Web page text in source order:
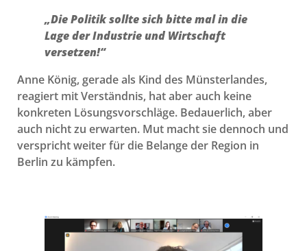
„Die Politik sollte sich bitte mal in die
Lage der Industrie und Wirtschaft
versetzen!“
Anne König, gerade als Kind des Münsterlandes,
reagiert mit Verständnis, hat aber auch keine
konkreten Lösungsvorschläge. Bedauerlich, aber
auch nicht zu erwarten. Mut macht sie dennoch und
verspricht weiter für die Belange der Region in
Berlin zu kämpfen.